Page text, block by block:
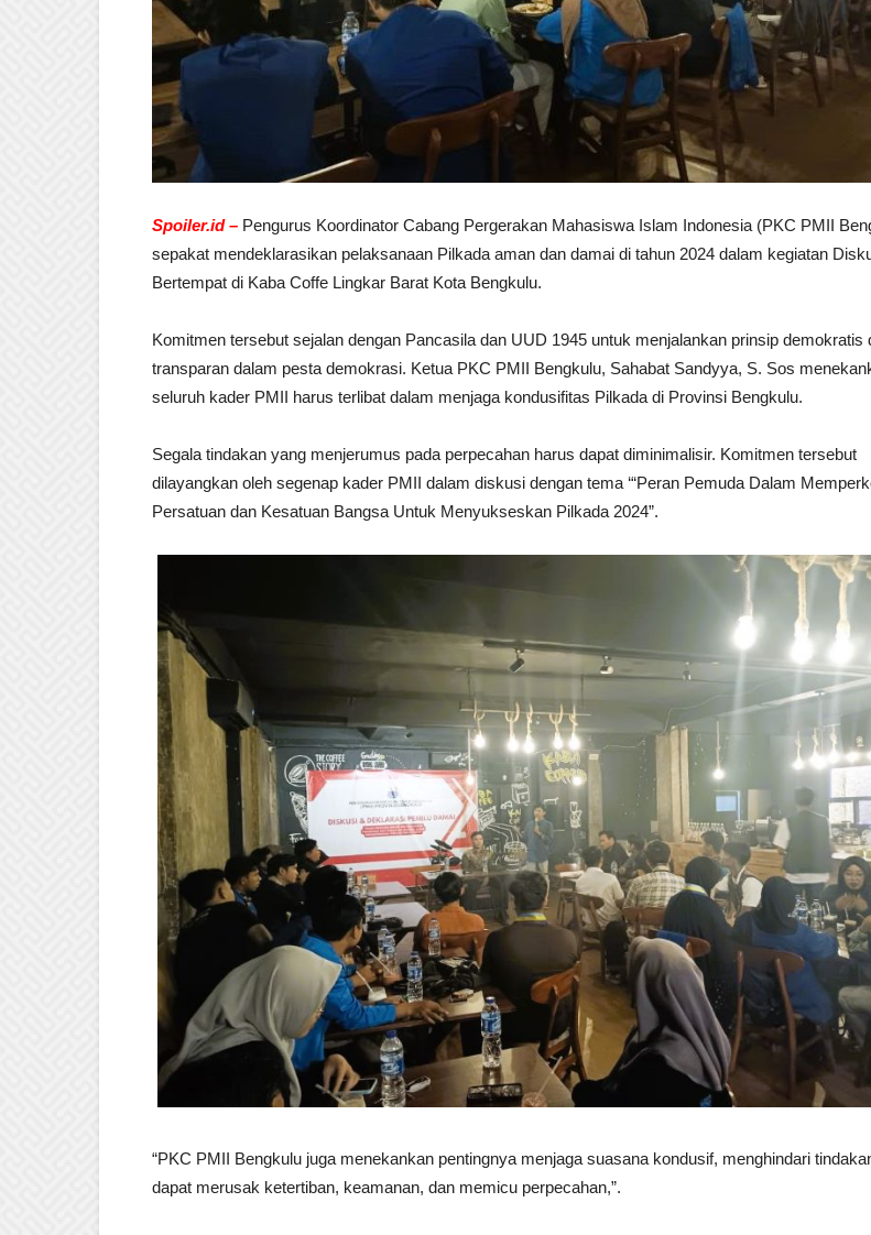
Spoiler.id – Pengurus Koordinator Cabang Pergerakan Mahasiswa Islam Indonesia (PKC PMII
sepakat mendeklarasikan pelaksanaan Pilkada aman dan damai di tahun 2024 dalam kegiatan
Bertempat di Kaba Coffe Lingkar Barat Kota Bengkulu.
Komitmen tersebut sejalan dengan Pancasila dan UUD 1945 untuk menjalankan prinsip demokratis
transparan dalam pesta demokrasi. Ketua PKC PMII Bengkulu, Sahabat Sandyya, S. Sos
seluruh kader PMII harus terlibat dalam menjaga kondusifitas Pilkada di Provinsi Bengkulu.
Segala tindakan yang menjerumus pada perpecahan harus dapat diminimalisir. Komitmen tersebut
dilayangkan oleh segenap kader PMII dalam diskusi dengan tema ‘“Peran Pemuda Dalam
Persatuan dan Kesatuan Bangsa Untuk Menyukseskan Pilkada 2024”.
“PKC PMII Bengkulu juga menekankan pentingnya menjaga suasana kondusif, menghindari
dapat merusak ketertiban, keamanan, dan memicu perpecahan,”.